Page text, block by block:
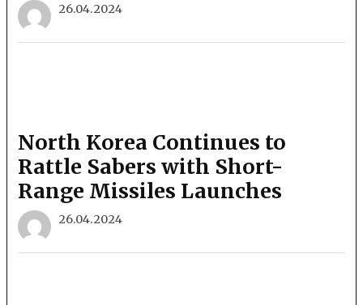
26.04.2024
North Korea Continues to
Rattle Sabers with Short-
Range Missiles Launches
26.04.2024